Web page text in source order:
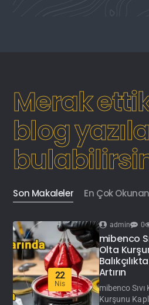
Merak
blog
Son Makaleler En Çok
22
Nis
admin 0
mibenco
Olta
Artırın
mibenco
Kurşunu